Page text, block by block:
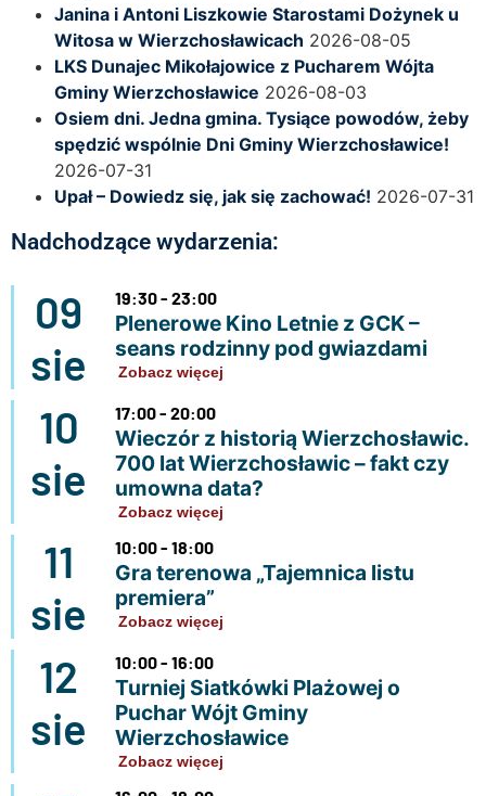
Janina i Antoni Liszkowie Starostami Dożynek u
Witosa w Wierzchosławicach 2026-08-05
LKS Dunajec Mikołajowice z Pucharem Wójta
Gminy Wierzchosławice 2026-08-03
Osiem dni. Jedna gmina. Tysiące powodów, żeby
spędzić wspólnie Dni Gminy Wierzchosławice!
2026-07-31
Upał – Dowiedz się, jak się zachować! 2026-07-31
Nadchodzące wydarzenia:
09
sie
19:30 - 23:00
Plenerowe Kino Letnie z GCK –
seans rodzinny pod gwiazdami
Zobacz więcej
10
sie
17:00 - 20:00
Wieczór z historią Wierzchosławic.
700 lat Wierzchosławic – fakt czy
umowna data?
Zobacz więcej
11
sie
10:00 - 18:00
Gra terenowa „Tajemnica listu
premiera”
Zobacz więcej
12
sie
10:00 - 16:00
Turniej Siatkówki Plażowej o
Puchar Wójt Gminy
Wierzchosławice
Zobacz więcej